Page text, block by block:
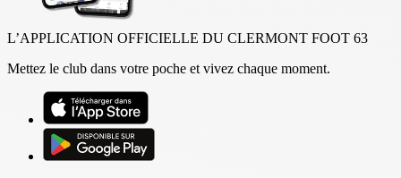
L’APPLICATION OFFICIELLE DU CLERMONT FOOT 63
Mettez le club dans votre poche et vivez chaque moment.